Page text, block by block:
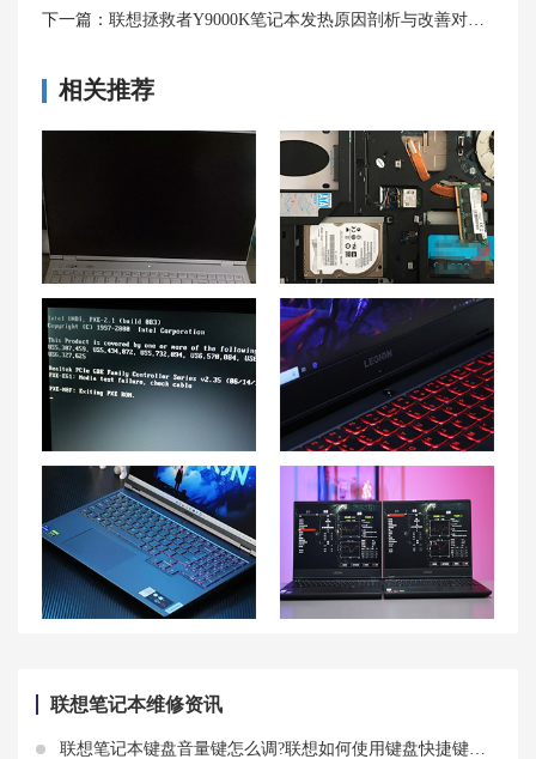
下一篇： 联想拯救者Y9000K笔记本发热原因剖析与改善对策！
相关推荐
联想R9000P开启独立显卡直连黑屏问题及处理方法 笔记本电脑配置常识 5个方面说说笔记本配置
联想笔记本电脑开不了机的解决方法及联想自动修复问题 拯救者Y7000P开机键和电源键变红的原因及解决方法
联想笔记本维修资讯
联想笔记本键盘音量键怎么调?联想如何使用键盘快捷键调节音量